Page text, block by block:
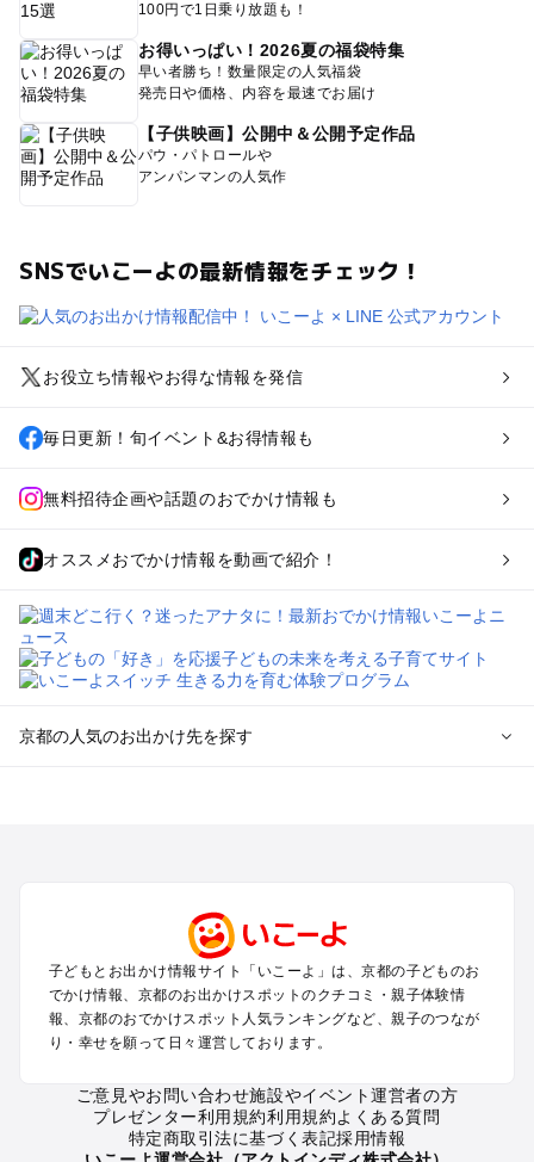
100円で1日乗り放題も！
お得いっぱい！2026夏の福袋特集
早い者勝ち！数量限定の人気福袋
発売日や価格、内容を最速でお届け
【子供映画】公開中＆公開予定作品
パウ・パトロールや
アンパンマンの人気作
SNSでいこーよの最新情報をチェック！
お役立ち情報やお得な情報を発信
毎日更新！旬イベント&お得情報も
無料招待企画や話題のおでかけ情報も
オススメおでかけ情報を動画で紹介！
京都の人気のお出かけ先を探す
天橋立・舞鶴・丹後半島のプールお出かけ
福知山・綾部のプールお出かけ
亀岡・湯の花・美山・丹波のプールお出かけ
嵐山・嵯峨野・高雄のプールお出かけ
烏丸・二条城・北野天満宮のプールお出かけ
清水寺・祇園・東山・金閣寺・北白川周辺のプールお出かけ
大原・鞍馬・貴船のプールお出かけ
子どもとお出かけ情報サイト「いこーよ」は、京都の子どものお
でかけ情報、京都のお出かけスポットのクチコミ・親子体験情
報、京都のおでかけスポット人気ランキングなど、親子のつなが
り・幸せを願って日々運営しております。
ご意見やお問い合わせ施設やイベント運営者の方
プレゼンター利用規約利用規約よくある質問
特定商取引法に基づく表記採用情報